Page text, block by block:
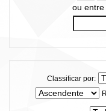
ou entre
Classificar por: